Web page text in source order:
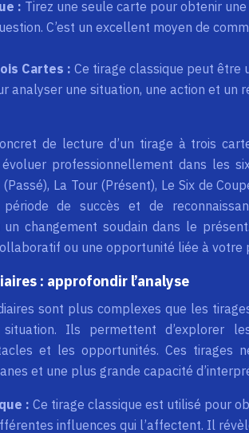
: Tirez une seule carte pour obtenir
C’est un excellent moyen de
Cartes : Ce tirage classique peut être
analyser une situation, une action et
de lecture d’un tirage à trois
professionnellement dans les
La Tour (Présent), Le Six de
de succès et de
un changement soudain dans le
ou une opportunité liée à votre
: approfondir l’analyse
sont plus complexes que les
situation. Ils permettent d’explorer
et les opportunités. Ces tirages
et une plus grande capacité
: Ce tirage classique est utilisé pour
influences qui l’affectent. Il